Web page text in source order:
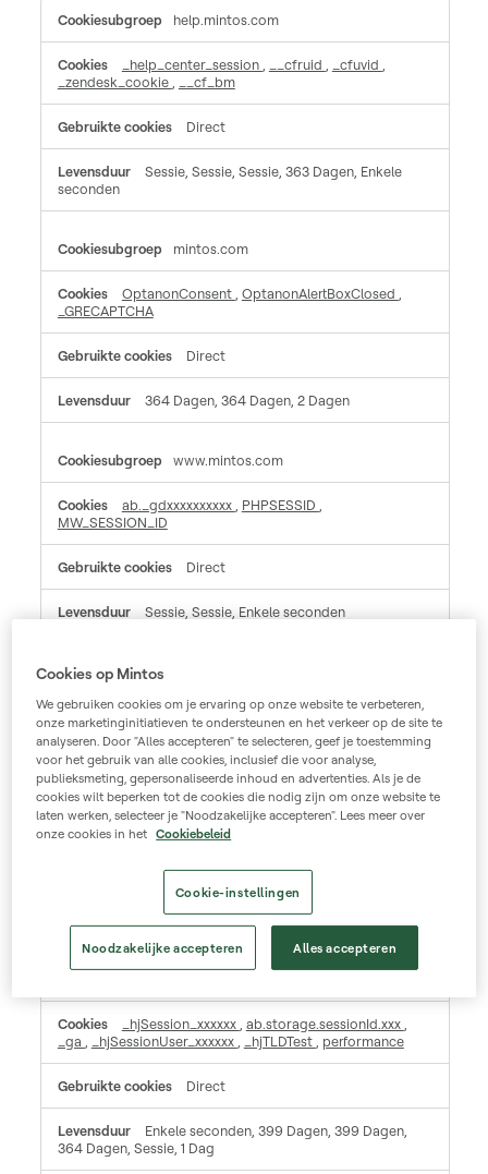
Strikt
noodzakelijke
cookies
help.mintos.com
_help_center_session __cfruid _cfuvid
_zendesk_cookie
__cf_bm
Direct
Sessie, Sessie, Sessie, 363 Dagen, Enkele
seconden
mintos.com
OptanonConsent OptanonAlertBoxClosed
_GRECAPTCHA
Direct
364 Dagen, 364 Dagen, 2 Dagen
www.mintos.com
ab._gdxxxxxxxxxx PHPSESSID
MW_SESSION_ID
Direct
Sessie, Sessie, Enkele seconden
_cfuvid, __cf_bm, __cfruid
Indirect
Sessie, Enkele seconden, Sessie
Deze cookies stellen ons in staat bezoekers en hun herkomst te tellen zodat we de prestatie
van onze website kunnen analyseren en verbeteren. Ze helpen ons te begrijpen welke pagina’s
het meest en minst populair zijn en hoe bezoekers zich door de gehele site bewegen. Alle
informatie die deze cookies verzamelen wordt geaggregeerd en is daarom anoniem. Als u deze
Prestatiecookies
_hjSession_xxxxxx ab.storage.sessionId.xxx
_ga
_hjSessionUser_xxxxxx _hjTLDTest performance
Direct
Enkele seconden, 399 Dagen, 399 Dagen,
364 Dagen, Sessie, 1 Dag
Cookies op Mintos
We gebruiken cookies om je ervaring op onze website te verbeteren,
onze marketinginitiatieven te ondersteunen en het verkeer op de site te
analyseren. Door "Alles accepteren" te selecteren, geef je toestemming
voor het gebruik van alle cookies, inclusief die voor analyse,
publieksmeting, gepersonaliseerde inhoud en advertenties. Als je de
cookies wilt beperken tot de cookies die nodig zijn om onze website te
laten werken, selecteer je "Noodzakelijke accepteren". Lees meer over
onze cookies in het Cookiebeleid
Cookie-instellingen
Noodzakelijke accepteren Alles accepteren